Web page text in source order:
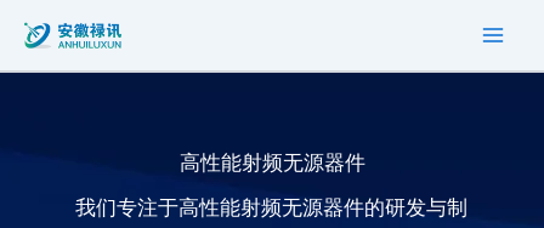
高性能射频无源器件
我们专注于高性能射频无源器件的研发与制
索
内